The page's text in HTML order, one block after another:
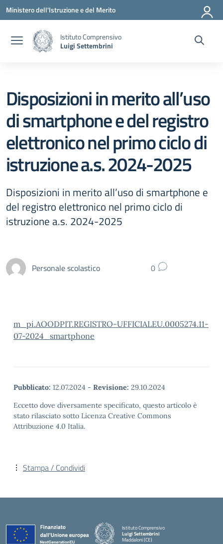
Vai ai contenuti
Vai al menu di navigazione
Vai al footer
Ministero dell'Istruzione e del Merito
Istituto Comprensivo
Luigi Settembrini
Disposizioni in merito all’uso
di smartphone e del registro
elettronico nel primo ciclo di
istruzione a.s. 2024-2025
Disposizioni in merito all’uso di smartphone e
del registro elettronico nel primo ciclo di
istruzione a.s. 2024-2025
Personale scolastico 0
m_pi.AOODPIT.REGISTRO-UFFICIALEU.0005274.11-
07-2024_smartphone
Pubblicato: 12.07.2024 - Revisione: 29.10.2024
Eccetto dove diversamente specificato, questo articolo è
stato rilasciato sotto Licenza Creative Commons
Attribuzione 4.0 Italia.
Stampa / Condividi
Istituto Comprensivo
Luigi Settembrini
Maddaloni (CE)